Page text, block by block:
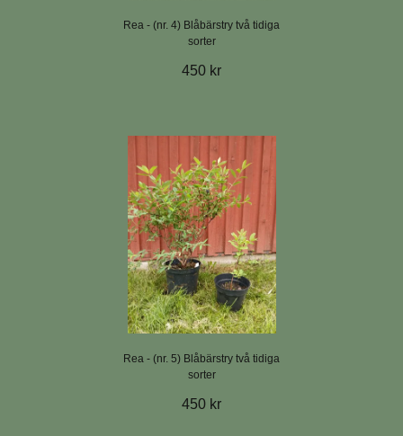
Rea - (nr. 4) Blåbärstry två tidiga
sorter
450 kr
Rea - (nr. 5) Blåbärstry två tidiga
sorter
450 kr